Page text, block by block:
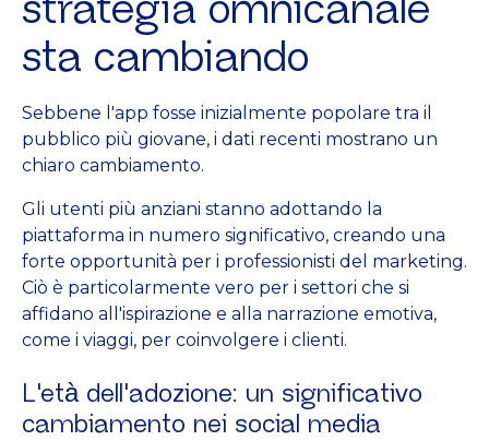
strategia omnicanale
sta cambiando
Sebbene l'app fosse inizialmente popolare tra il
pubblico più giovane, i dati recenti mostrano un
chiaro cambiamento.
Gli utenti più anziani stanno adottando la
piattaforma in numero significativo, creando una
forte opportunità per i professionisti del marketing.
Ciò è particolarmente vero per i settori che si
affidano all'ispirazione e alla narrazione emotiva,
come i viaggi, per coinvolgere i clienti.
L'età dell'adozione: un significativo
cambiamento nei social media